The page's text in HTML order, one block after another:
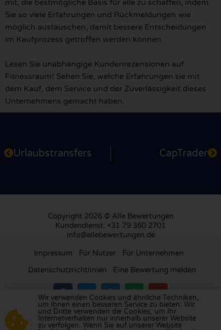
mit, die bestmögliche Basis für alle zu schaffen, indem
Sie so viele Erfahrungen und Rückmeldungen wie
möglich austauschen, damit bessere Entscheidungen
im Kaufprozess getroffen werden können.
Lesen Sie unabhängige Kundenrezensionen auf
Fitnessraum! Sehen Sie, welche Erfahrungen sie mit
dem Kauf, dem Service und der Zuverlässigkeit dieses
Unternehmens gemacht haben.
Urlaubstransfers CapTrader
Copyright 2026 © Alle Bewertungen
Kundendienst: +31 79 360 2701
info@allebewertungen.de
Impressum Für Nutzer
Für Unternehmen
Datenschutzrichtlinien
Eine Bewertung melden
Besuchen Sie unsere Bewertungsplattform in
Großbritannien,Frankreich, denNiederlanden
Wir verwenden Cookies und ähnliche Techniken,
um Ihnen einen besseren Service zu bieten. Wir
und Dritte verwenden die Cookies, um Ihr
Internetverhalten nur innerhalb unserer Website
zu verfolgen. Wenn Sie auf unserer Website